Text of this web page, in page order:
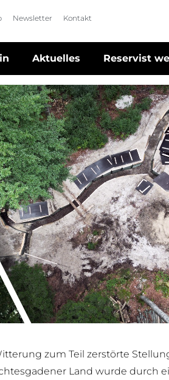
Newsletter Kontakt
Aktuelles Reservist
zum Teil zerstörte
Land wurde durch